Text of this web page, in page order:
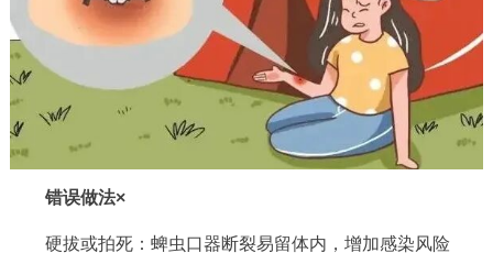
错误做法×
硬拔或拍死：蜱虫口器断裂易留体内，增加感染风险